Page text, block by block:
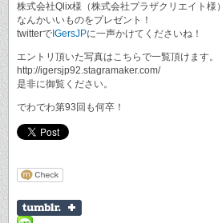
株式会社Qlix様（株式会社プラザクリエイト様
なんかいいものをプレゼント！
twitterで IGersJPに一声かけてくださいね！
エントリ頂いた写真はこちらで一覧頂けます。
http://igersjp92.stagramaker.com/
是非に御覧ください。
でわでわ第93回も何卒！